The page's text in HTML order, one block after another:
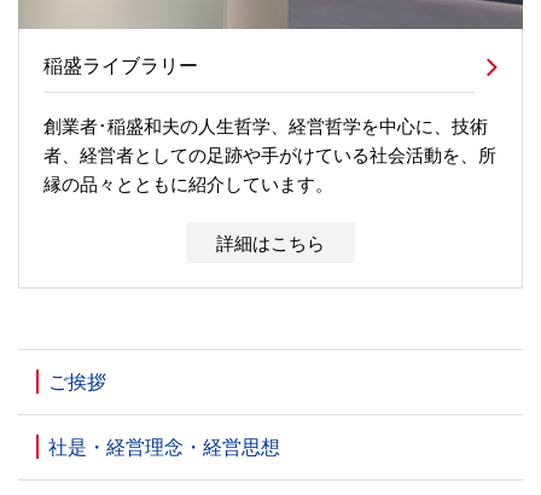
稲盛ライブラリー
創業者･稲盛和夫の人生哲学、経営哲学を中心に、技術
者、経営者としての足跡や手がけている社会活動を、所
縁の品々とともに紹介しています。
詳細はこちら
ご挨拶
社是・経営理念・経営思想